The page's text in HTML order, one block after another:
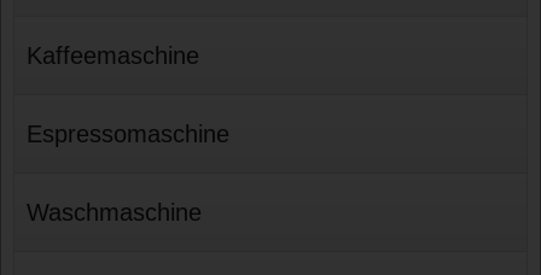
Kaffeemaschine
Espressomaschine
Waschmaschine